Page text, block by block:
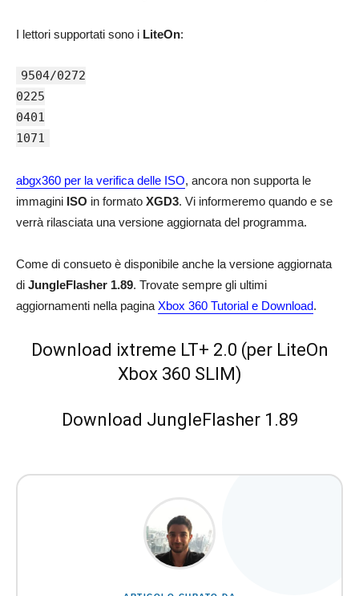
I lettori supportati sono i LiteOn:
9504/0272
0225
0401
1071
abgx360 per la verifica delle ISO, ancora non supporta le
immagini ISO in formato XGD3. Vi informeremo quando e se
verrà rilasciata una versione aggiornata del programma.
Come di consueto è disponibile anche la versione aggiornata
di JungleFlasher 1.89. Trovate sempre gli ultimi
aggiornamenti nella pagina Xbox 360 Tutorial e Download.
Download ixtreme LT+ 2.0 (per LiteOn
Xbox 360 SLIM)
Download JungleFlasher 1.89